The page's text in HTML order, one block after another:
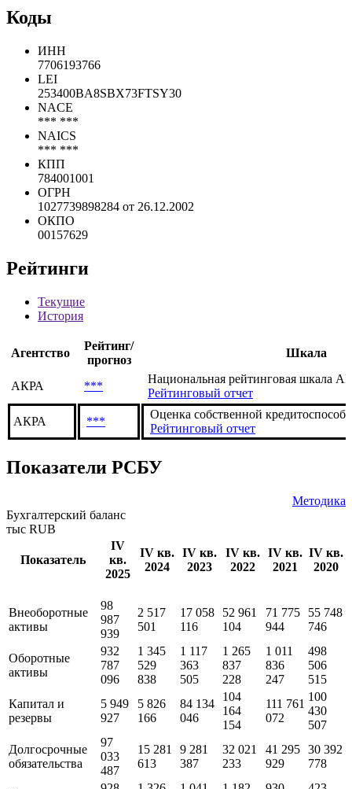
защите
Коды
ИНН
7706193766
LEI
253400BA8SBX73FTSY30
NACE
*** ***
NAICS
*** ***
КПП
784001001
ОКПО
Рейтинги
Текущие
Агентство
прогноз
Шкала
АКРА ***
Национальная рейтинговая шкала
АКРА ***
Оценка собственной
Показатели РСБУ
Методика
Бухгалтерский баланс
Показатель
IV
кв.
2025
IV кв.
2024
IV кв.
2023
IV кв.
2022
IV кв.
2021
IV кв.
2020
Внеоборотные
активы
98
987
939
2 517
501
17 058
116
52 961
104
71 775
944
55 748
746
Оборотные
активы
932
787
1 345
529
1 117
363
1 265
837
228
1 011
836
498
506
515
Капитал и
резервы
5 949
927
5 826
166
84 134
046
104
164
111 761
072
100
430